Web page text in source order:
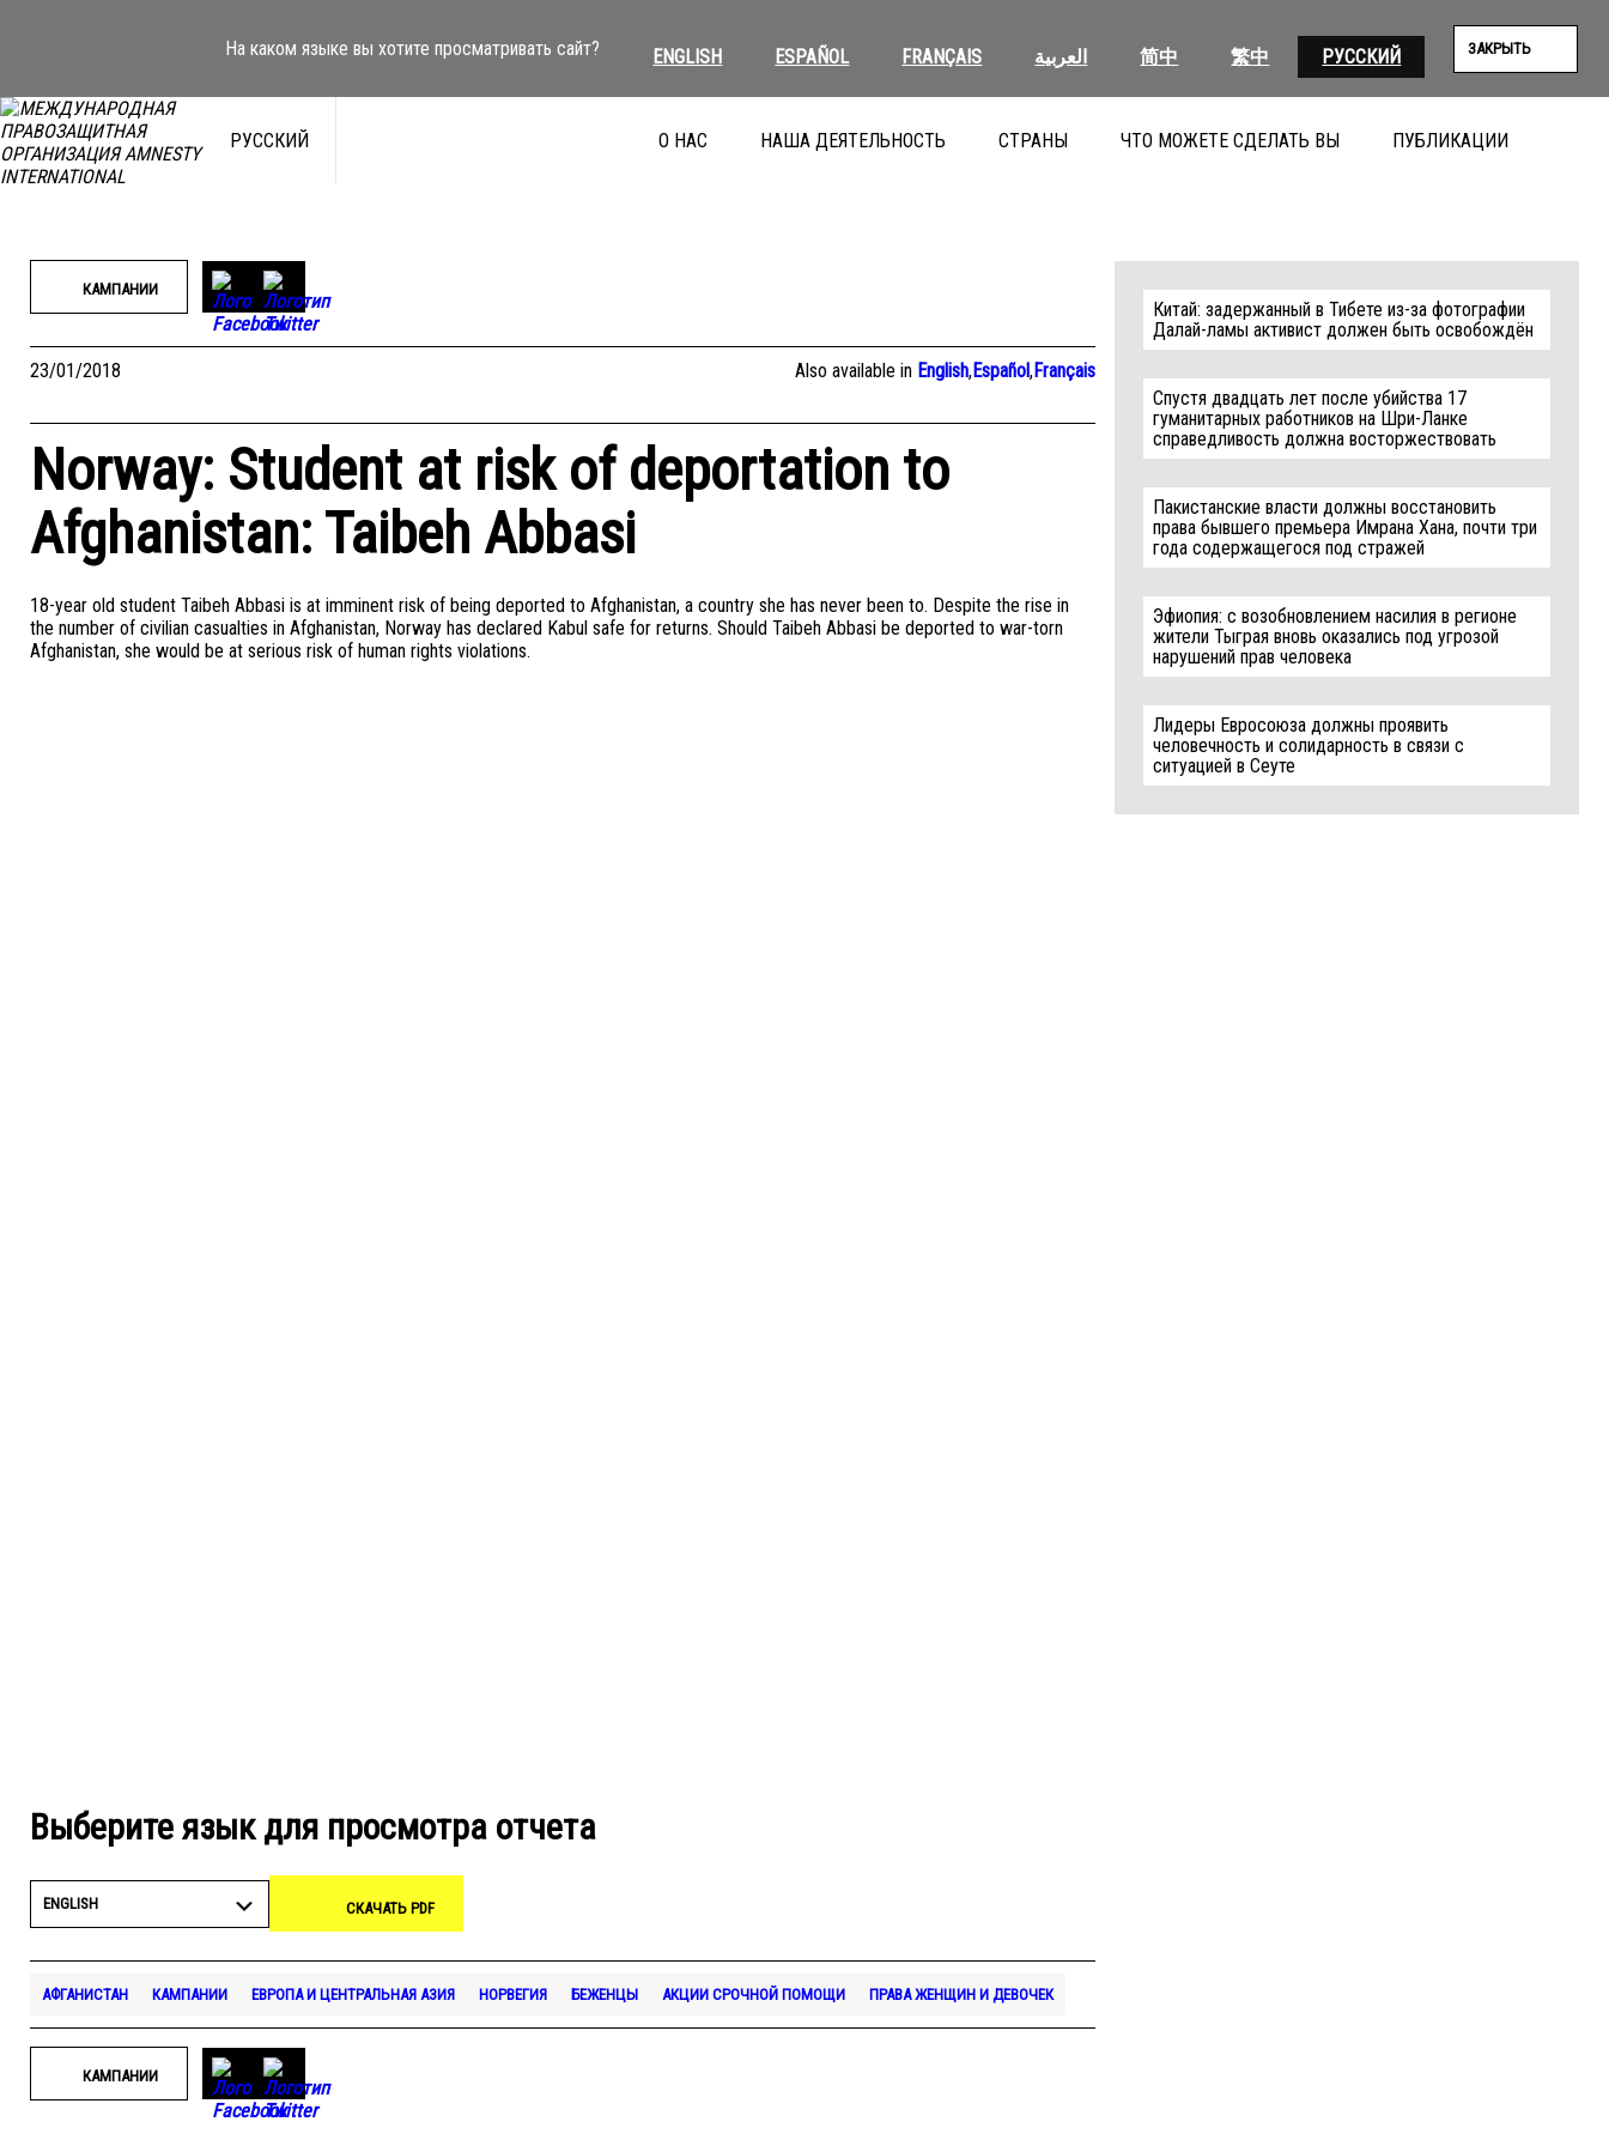
На каком языке вы хотите просматривать сайт? ENGLISH ESPAÑOL FRANÇAIS العربية 简中 繁中 РУССКИЙ ЗАКРЫТЬ
РУССКИЙ О НАС НАША ДЕЯТЕЛЬНОСТЬ СТРАНЫ ЧТО МОЖЕТЕ СДЕЛАТЬ ВЫ ПУБЛИКАЦИИ
КАМПАНИИ
23/01/2018 Also available in English,Español,Français
Norway: Student at risk of deportation to
Afghanistan: Taibeh Abbasi
18-year old student Taibeh Abbasi is at imminent risk of being deported to Afghanistan, a country she has never been to. Despite the rise in
the number of civilian casualties in Afghanistan, Norway has declared Kabul safe for returns. Should Taibeh Abbasi be deported to war-torn
Afghanistan, she would be at serious risk of human rights violations.
Выберите язык для просмотра отчета
ENGLISH СКАЧАТЬ PDF
АФГАНИСТАН КАМПАНИИ ЕВРОПА И ЦЕНТРАЛЬНАЯ АЗИЯ НОРВЕГИЯ БЕЖЕНЦЫ АКЦИИ СРОЧНОЙ ПОМОЩИ ПРАВА ЖЕНЩИН И ДЕВОЧЕК
КАМПАНИИ
Китай: задержанный в Тибете из-за фотографии
Далай-ламы активист должен быть освобождён
Спустя двадцать лет после убийства 17
гуманитарных работников на Шри-Ланке
справедливость должна восторжествовать
Пакистанские власти должны восстановить
права бывшего премьера Имрана Хана, почти три
года содержащегося под стражей
Эфиопия: с возобновлением насилия в регионе
жители Тыграя вновь оказались под угрозой
нарушений прав человека
Лидеры Евросоюза должны проявить
человечность и солидарность в связи с
ситуацией в Сеуте